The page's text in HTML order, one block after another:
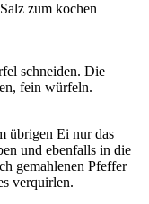
zum kochen
schneiden. Die
fein würfeln.
übrigen Ei nur das
und ebenfalls in die
gemahlenen Pfeffer
verquirlen.